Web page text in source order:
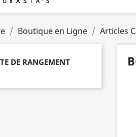
Boutique en Ligne Articles
DE RANGEMENT